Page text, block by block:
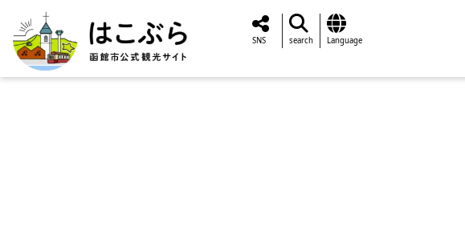
SNS search Language